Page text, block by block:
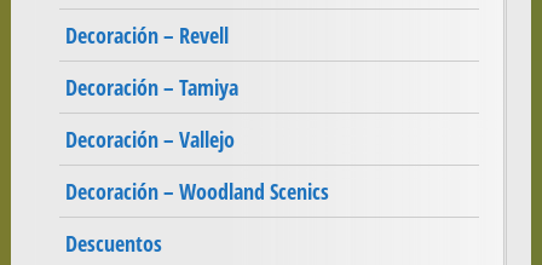
Decoración – Revell
Decoración – Tamiya
Decoración – Vallejo
Decoración – Woodland Scenics
Descuentos